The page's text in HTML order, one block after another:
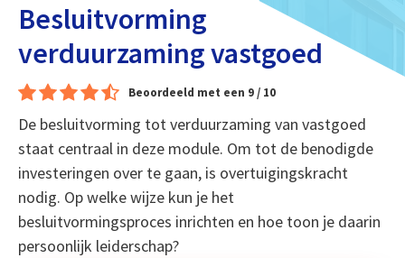
Besluitvorming
verduurzaming vastgoed
Beoordeeld met een 9 / 10
De besluitvorming tot verduurzaming van vastgoed
staat centraal in deze module. Om tot de benodigde
investeringen over te gaan, is overtuigingskracht
nodig. Op welke wijze kun je het
besluitvormingsproces inrichten en hoe toon je daarin
persoonlijk leiderschap?